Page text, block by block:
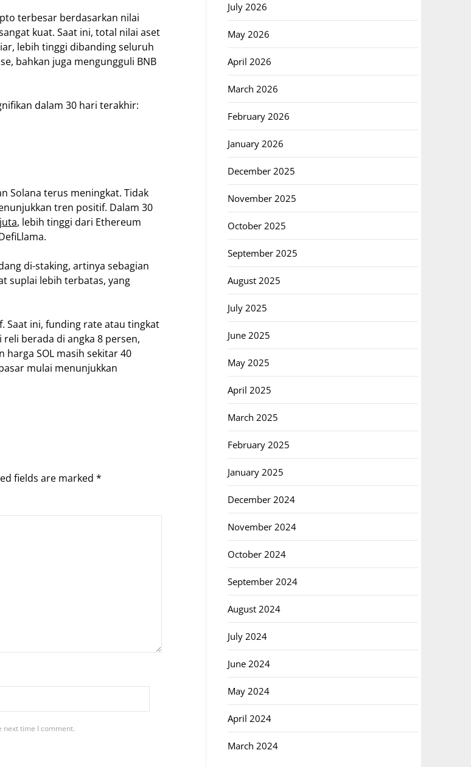
terbesar berdasarkan nilai
kuat. Saat ini, total nilai aset
lebih tinggi dibanding seluruh
bahkan juga mengungguli BNB
dalam 30 hari terakhir:
Solana terus meningkat. Tidak
tren positif. Dalam 30
, lebih tinggi dari Ethereum
di-staking, artinya sebagian
suplai lebih terbatas, yang
Saat ini, funding rate atau tingkat
berada di angka 8 persen,
SOL masih sekitar 40
mulai menunjukkan
fields are marked *
next time I comment.
July 2026
May 2026
April 2026
March 2026
February 2026
January 2026
December 2025
November 2025
October 2025
September 2025
August 2025
July 2025
June 2025
May 2025
April 2025
March 2025
February 2025
January 2025
December 2024
November 2024
October 2024
September 2024
August 2024
July 2024
June 2024
May 2024
April 2024
March 2024